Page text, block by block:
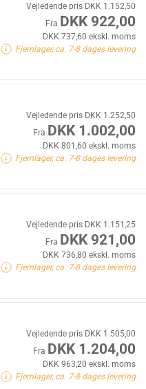
Vejledende pris DKK 1.152,50
Fra DKK 922,00
DKK 737,60 ekskl. moms
Fjernlager, ca. 7-8 dages levering
Vejledende pris DKK 1.252,50
Fra DKK 1.002,00
DKK 801,60 ekskl. moms
Fjernlager, ca. 7-8 dages levering
Vejledende pris DKK 1.151,25
Fra DKK 921,00
DKK 736,80 ekskl. moms
Fjernlager, ca. 7-8 dages levering
Vejledende pris DKK 1.505,00
Fra DKK 1.204,00
DKK 963,20 ekskl. moms
Fjernlager, ca. 7-8 dages levering